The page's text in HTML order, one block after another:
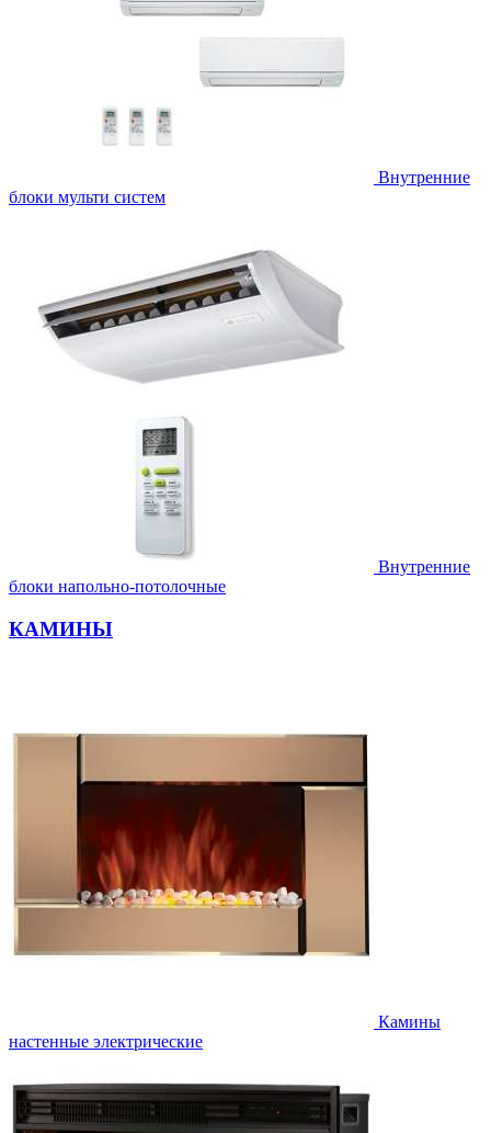
Внутренние
блоки мульти систем
Внутренние
блоки напольно-потолочные
КАМИНЫ
Камины
настенные электрические